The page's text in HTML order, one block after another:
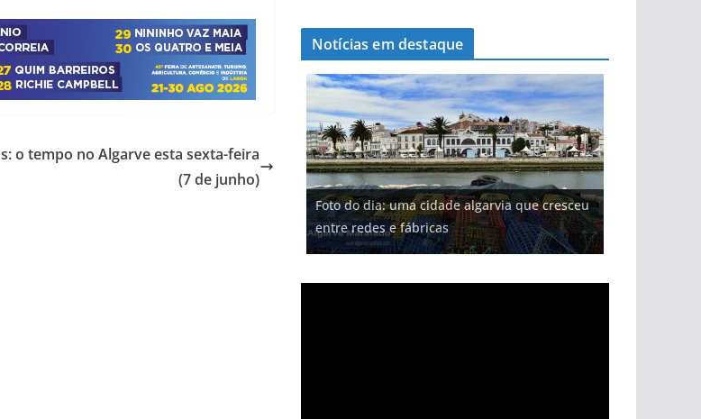
o tempo no Algarve esta sexta-feira
(7 de junho)
Notícias em destaque
Foto do dia: uma cidade algarvia que cresceu
entre redes e fábricas
Projeto milionário: investimento de 108
milhões de euros na construção de dois
hotéis (com vídeo)
Tapas do mar a 3 euros cada. Nova rota
gastronómica nasce no Algarve
Milagre da água. Fontes emblemáticas do
Algarve voltam a ter vida (com vídeo)
Tempestades roubam areia de praias e põem
arribas em risco no Algarve (com vídeo)